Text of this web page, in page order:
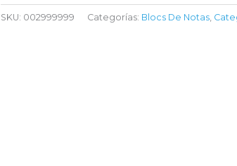
SKU: 002999999 Categorías: Blocs De Notas,